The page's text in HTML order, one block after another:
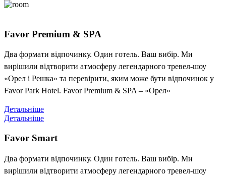
Favor Premium & SPA
Два формати відпочинку. Один готель. Ваш вибір. Ми
вирішили відтворити атмосферу легендарного тревел-шоу
«Орел і Решка» та перевірити, яким може бути відпочинок у
Favor Park Hotel. Favor Premium & SPA – «Орел»
Детальніше
Детальніше
Favor Smart
Два формати відпочинку. Один готель. Ваш вибір. Ми
вирішили відтворити атмосферу легендарного тревел-шоу